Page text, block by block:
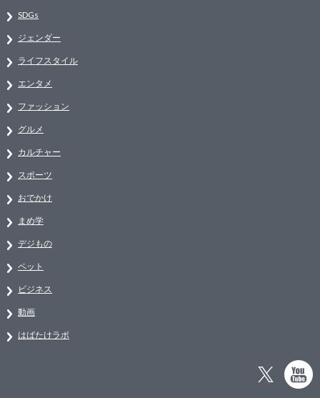
SDGs
ジェンダー
ライフスタイル
エンタメ
ファッション
グルメ
カルチャー
スポーツ
おでかけ
まめ学
デジもの
ペット
ビジネス
動画
はばたけラボ